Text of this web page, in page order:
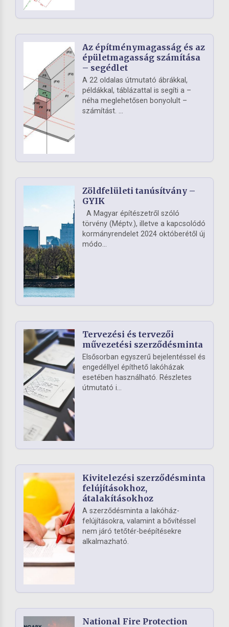
Az építménymagasság és az
épületmagasság számítása
– segédlet
A 22 oldalas útmutató ábrákkal,
példákkal, táblázattal is segíti a –
néha meglehetősen bonyolult –
számítást. ...
Zöldfelületi tanúsítvány –
GYIK
A Magyar építészetről szóló
törvény (Méptv.), illetve a kapcsolódó
kormányrendelet 2024 októberétől új
módo...
Tervezési és tervezői
művezetési szerződésminta
Elsősorban egyszerű bejelentéssel és
engedéllyel építhető lakóházak
esetében használható. Részletes
útmutató i...
Kivitelezési szerződésminta
felújításokhoz,
átalakításokhoz
A szerződésminta a lakóház-
felújításokra, valamint a bővítéssel
nem járó tetőtér-beépítésekre
alkalmazható.
National Fire Protection